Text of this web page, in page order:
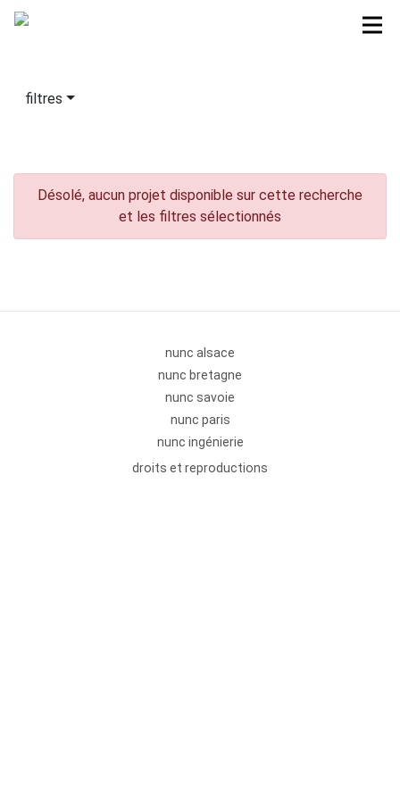
filtres
Désolé, aucun projet disponible sur cette recherche
et les filtres sélectionnés
nunc alsace
nunc bretagne
nunc savoie
nunc paris
nunc ingénierie
droits et reproductions